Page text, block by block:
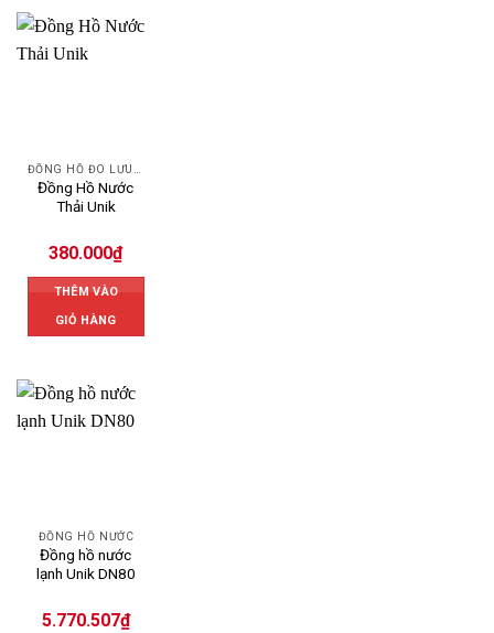
Đồng Hồ Nước
Thải Unik
380.000₫
THÊM VÀO
GIỎ HÀNG
ĐỒNG HỒ NƯỚC
Đồng hồ nước
lạnh Unik DN80
5.770.507₫